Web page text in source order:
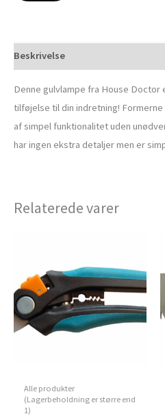
Beskrivelse
Denne gulvlampe fra House Doctor
tilføjelse til din indretning!
af simpel funktionalitet uden
har ingen ekstra detaljer men er
Relaterede varer
Alle produkter
(Lagerbeholdning er større end
1)